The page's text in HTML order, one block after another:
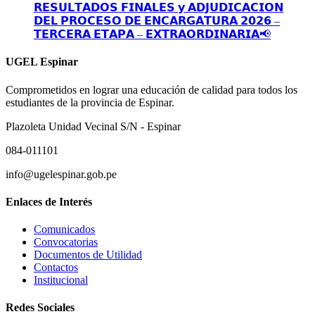
𝗥𝗘𝗦𝗨𝗟𝗧𝗔𝗗𝗢𝗦 𝗙𝗜𝗡𝗔𝗟𝗘𝗦 𝘆 𝗔𝗗𝗝𝗨𝗗𝗜𝗖𝗔𝗖𝗜𝗢𝗡
𝗗𝗘𝗟 𝗣𝗥𝗢𝗖𝗘𝗦𝗢 𝗗𝗘 𝗘𝗡𝗖𝗔𝗥𝗚𝗔𝗧𝗨𝗥𝗔 𝟮𝟬𝟮𝟲 –
𝗧𝗘𝗥𝗖𝗘𝗥𝗔 𝗘𝗧𝗔𝗣𝗔 – 𝗘𝗫𝗧𝗥𝗔𝗢𝗥𝗗𝗜𝗡𝗔𝗥𝗜𝗔📢
UGEL Espinar
Comprometidos en lograr una educación de calidad para todos los
estudiantes de la provincia de Espinar.
Plazoleta Unidad Vecinal S/N - Espinar
084-011101
info@ugelespinar.gob.pe
Enlaces de Interés
Comunicados
Convocatorias
Documentos de Utilidad
Contactos
Institucional
Redes Sociales